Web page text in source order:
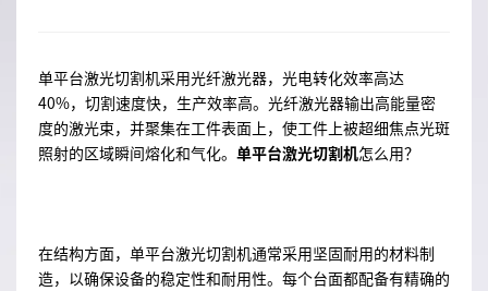
单平台激光切割机采用光纤激光器，光电转化效率高达
40%，切割速度快，生产效率高。光纤激光器输出高能量密
度的激光束，并聚集在工件表面上，使工件上被超细焦点光斑
照射的区域瞬间熔化和气化。 单平台激光切割机怎么用？
在结构方面，单平台激光切割机通常采用坚固耐用的材料制
造，以确保设备的稳定性和耐用性。每个台面都配备有精确的